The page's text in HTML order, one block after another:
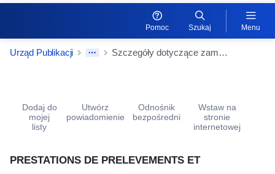
Pomoc Szukaj Menu
Urząd Publikacji Szczegóły dotyczące zamówień
Dodaj do
mojej
listy
Utwórz
powiadomienie
Odnośnik
bezpośredni
Wstaw na
stronie
internetowej
PRESTATIONS DE PRELEVEMENTS ET